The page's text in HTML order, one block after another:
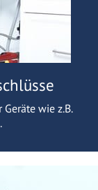
wie z.B.